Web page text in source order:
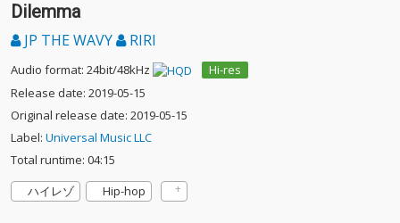
Dilemma
JP THE WAVY RIRI
Audio format: 24bit/48kHz
Hi-res
Release date: 2019-05-15
Original release date: 2019-05-15
Label: Universal Music LLC
Total runtime: 04:15
ハイレゾ
Hip-hop